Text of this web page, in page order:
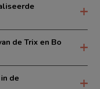
de Trix en Bo
de